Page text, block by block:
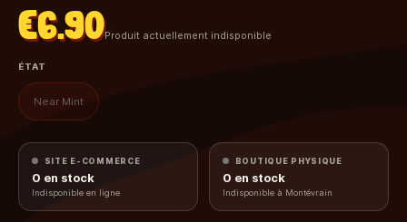
€6.90Produit actuellement indisponible
ÉTAT
Near Mint
SITE E-COMMERCE
0 en stock
Indisponible en ligne
BOUTIQUE PHYSIQUE
0 en stock
Indisponible à Montévrain